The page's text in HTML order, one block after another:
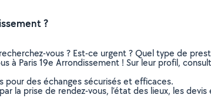
?
vous ? Est-ce urgent ? Quel type de
à Paris 19e Arrondissement ! Sur leur profil,
pour des échanges sécurisés et efficaces.
la prise de rendez-vous, l’état des lieux, les